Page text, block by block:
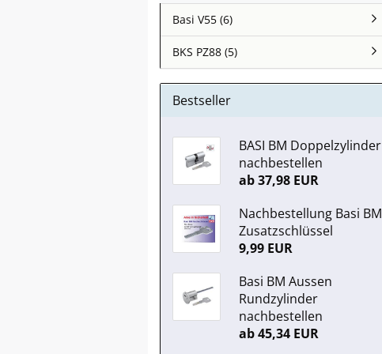
Basi V55 (6)
BKS PZ88 (5)
Bestseller
BASI BM Doppelzylinder
nachbestellen
ab 37,98 EUR
Nachbestellung Basi BM
Zusatzschlüssel
9,99 EUR
Basi BM Aussen
Rundzylinder
nachbestellen
ab 45,34 EUR